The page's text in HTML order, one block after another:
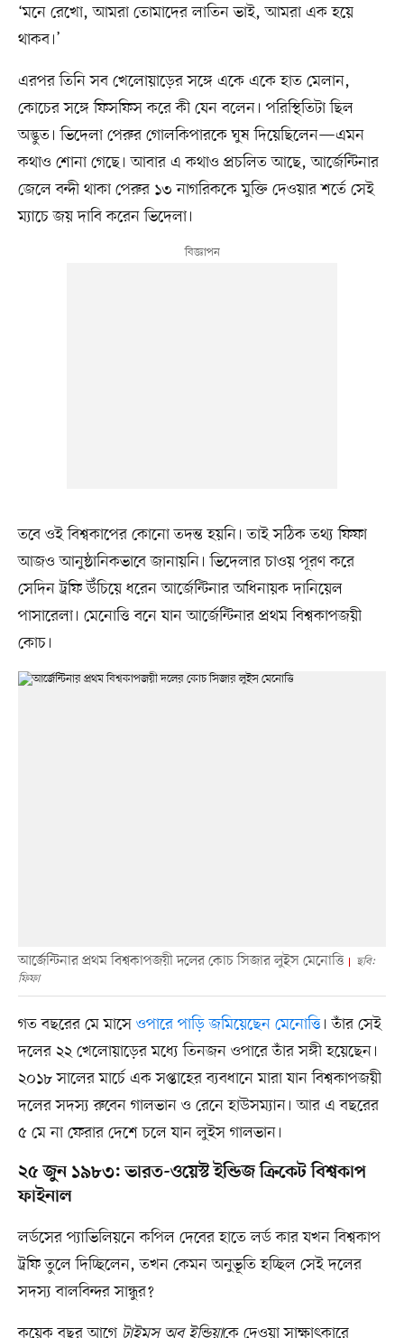
‘মনে রেখো, আমরা তোমাদের লাতিন ভাই, আমরা এক হয়ে
থাকব।’
এরপর তিনি সব খেলোয়াড়ের সঙ্গে একে একে হাত মেলান,
কোচের সঙ্গে ফিসফিস করে কী যেন বলেন। পরিস্থিতিটা ছিল
অদ্ভুত। ভিদেলা পেরুর গোলকিপারকে ঘুষ দিয়েছিলেন—এমন
কথাও শোনা গেছে। আবার এ কথাও প্রচলিত আছে, আর্জেন্টিনার
জেলে বন্দী থাকা পেরুর ১৩ নাগরিককে মুক্তি দেওয়ার শর্তে সেই
ম্যাচে জয় দাবি করেন ভিদেলা।
তবে ওই বিশ্বকাপের কোনো তদন্ত হয়নি। তাই সঠিক তথ্য ফিফা
আজও আনুষ্ঠানিকভাবে জানায়নি। ভিদেলার চাওয় পূরণ করে
সেদিন ট্রফি উঁচিয়ে ধরেন আর্জেন্টিনার অধিনায়ক দানিয়েল
পাসারেলা। মেনোত্তি বনে যান আর্জেন্টিনার প্রথম বিশ্বকাপজয়ী
কোচ।
আর্জেন্টিনার প্রথম বিশ্বকাপজয়ী দলের কোচ সিজার লুইস মেনোত্তি
ছবি:
ফিফা
গত বছরের মে মাসে ওপারে পাড়ি জমিয়েছেন মেনোত্তি। তাঁর সেই
দলের ২২ খেলোয়াড়ের মধ্যে তিনজন ওপারে তাঁর সঙ্গী হয়েছেন।
২০১৮ সালের মার্চে এক সপ্তাহের ব্যবধানে মারা যান বিশ্বকাপজয়ী
দলের সদস্য রুবেন গালভান ও রেনে হাউসম্যান। আর এ বছরের
৫ মে না ফেরার দেশে চলে যান লুইস গালভান।
২৫ জুন ১৯৮৩: ভারত-ওয়েস্ট ইন্ডিজ ক্রিকেট বিশ্বকাপ
ফাইনাল
লর্ডসের প্যাভিলিয়নে কপিল দেবের হাতে লর্ড কার যখন বিশ্বকাপ
ট্রফি তুলে দিচ্ছিলেন, তখন কেমন অনুভূতি হচ্ছিল সেই দলের
সদস্য বালবিন্দর সান্ধুর?
কয়েক বছর আগে টাইমস অব ইন্ডিয়াকে দেওয়া সাক্ষাৎকারে